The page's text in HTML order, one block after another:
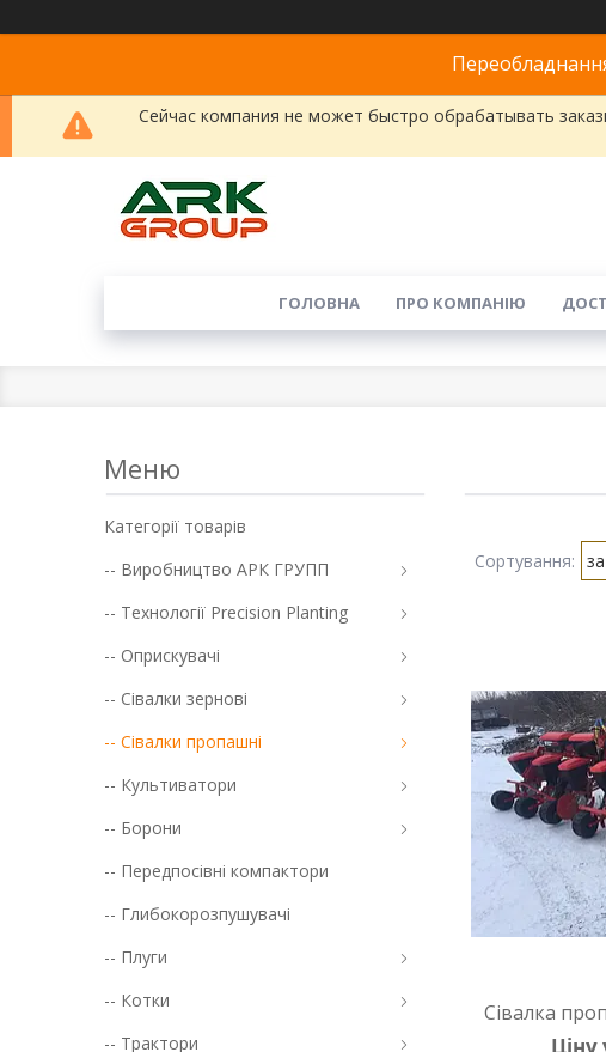
Сейчас компания не может быстро обрабатывать
ГОЛОВНА ПРО КОМПАНІЮ
Сівалка
Категорії товарів
-- Виробництво АРК ГРУПП
-- Технології Precision Planting
-- Оприскувачі
-- Сівалки зернові
-- Сівалки пропашні
-- Культиватори
-- Борони
-- Передпосівні компактори
-- Глибокорозпушувачі
-- Плуги
-- Котки
-- Трактори